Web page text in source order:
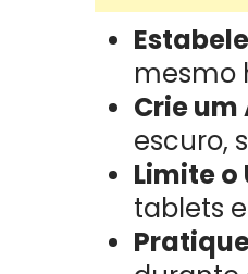
mesmo
Crie um
escuro,
Limite o
tablets